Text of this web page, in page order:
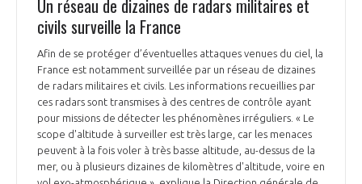
Un réseau de dizaines de radars militaires et
civils surveille la France
Afin de se protéger d’éventuelles attaques venues du ciel, la
France est notamment surveillée par un réseau de dizaines
de radars militaires et civils. Les informations recueillies par
ces radars sont transmises à des centres de contrôle ayant
pour missions de détecter les phénomènes irréguliers. « Le
scope d'altitude à surveiller est très large, car les menaces
peuvent à la fois voler à très basse altitude, au-dessus de la
mer, ou à plusieurs dizaines de kilomètres d'altitude, voire en